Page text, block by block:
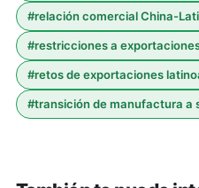
#relación comercial China-
#restricciones a
#retos de exportaciones
#transición de manufactura a